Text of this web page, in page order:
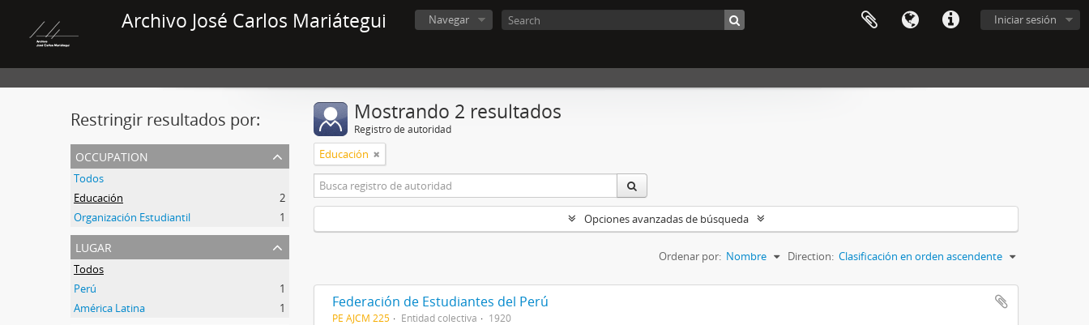
Archivo José Carlos Mariátegui Iniciar sesión
Navegar
Restringir resultados por:
occupation
Todos
Educación
2
Organización Estudiantil
1
lugar
Todos
Perú
1
América Latina
1
Mostrando 2 resultados
Registro de autoridad
Educación
Opciones avanzadas de búsqueda
Ordenar por: Nombre Direction: Clasificación en orden ascendente
Federación de Estudiantes del Perú
PE AJCM 225 Entidad colectiva 1920